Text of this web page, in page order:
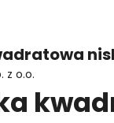
z o.o.